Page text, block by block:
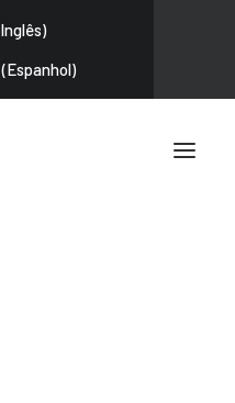
Inglês)
(Espanhol)